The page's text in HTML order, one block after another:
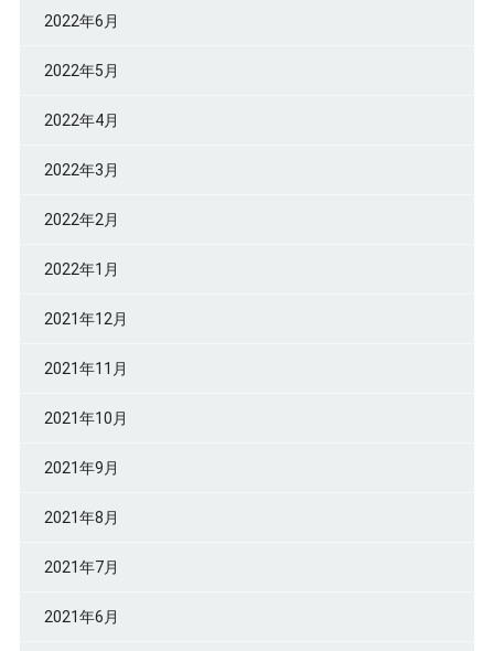
2022年6月
2022年5月
2022年4月
2022年3月
2022年2月
2022年1月
2021年12月
2021年11月
2021年10月
2021年9月
2021年8月
2021年7月
2021年6月